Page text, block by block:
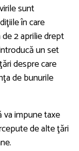
sunt
în care
2 aprilie drept
un set
despre care
de bunurile
va impune taxe
de alte ţări